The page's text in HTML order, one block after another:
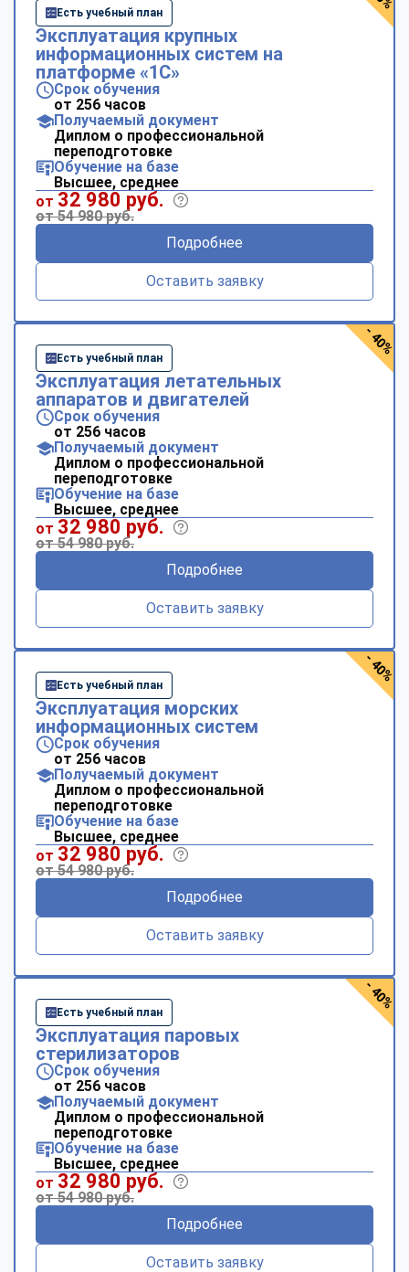
Есть учебный план
Эксплуатация крупных
информационных систем на
платформе «1С»
Срок обучения
от 256 часов
Получаемый документ
Диплом о профессиональной
переподготовке
Обучение на базе
Высшее, среднее
от 32 980 руб.
от 54 980 руб.
Подробнее
Оставить заявку
Есть учебный план
Эксплуатация летательных
аппаратов и двигателей
Срок обучения
от 256 часов
Получаемый документ
Диплом о профессиональной
переподготовке
Обучение на базе
Высшее, среднее
от 32 980 руб.
от 54 980 руб.
Подробнее
Оставить заявку
- 40%
Есть учебный план
Эксплуатация морских
информационных систем
Срок обучения
от 256 часов
Получаемый документ
Диплом о профессиональной
переподготовке
Обучение на базе
Высшее, среднее
от 32 980 руб.
от 54 980 руб.
Подробнее
Оставить заявку
- 40%
Есть учебный план
Эксплуатация паровых
стерилизаторов
Срок обучения
от 256 часов
Получаемый документ
Диплом о профессиональной
переподготовке
Обучение на базе
Высшее, среднее
от 32 980 руб.
от 54 980 руб.
Подробнее
Оставить заявку
- 40%